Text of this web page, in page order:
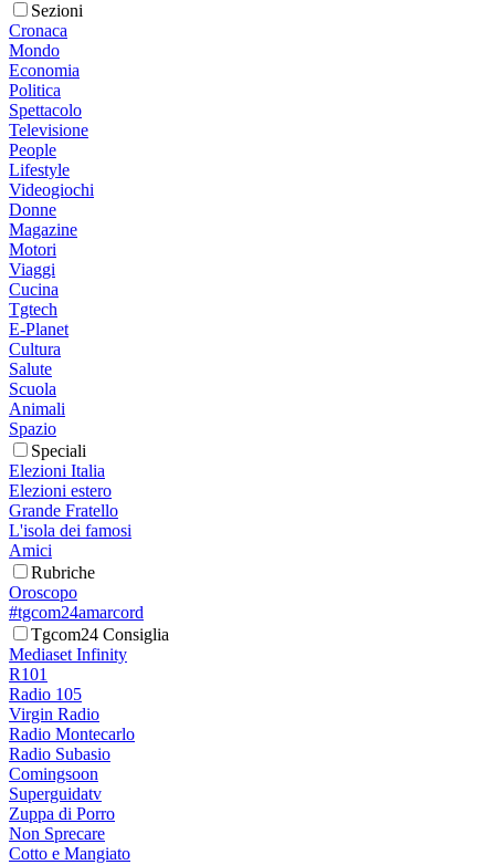
Sezioni
Cronaca
Mondo
Economia
Politica
Spettacolo
Televisione
People
Lifestyle
Videogiochi
Donne
Magazine
Motori
Viaggi
Cucina
Tgtech
E-Planet
Cultura
Salute
Scuola
Animali
Spazio
Speciali
Elezioni Italia
Elezioni estero
Grande Fratello
L'isola dei famosi
Amici
Rubriche
Oroscopo
#tgcom24amarcord
Tgcom24 Consiglia
Mediaset Infinity
R101
Radio 105
Virgin Radio
Radio Montecarlo
Radio Subasio
Comingsoon
Superguidatv
Zuppa di Porro
Non Sprecare
Cotto e Mangiato